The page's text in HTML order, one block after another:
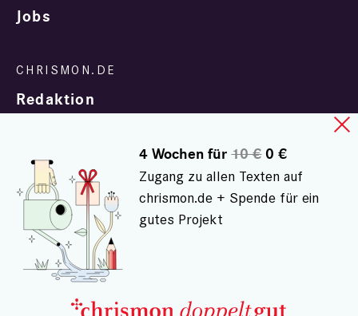
Jobs
Redaktion
In Zusammenarbeit mit
© chrismon.de 2001 - 2026
Alle Rechte vorbehalten.
4 Wochen für10 €0 €
Zugang zu allen Texten auf
chrismon.de + Spende für ein
gutes Projekt